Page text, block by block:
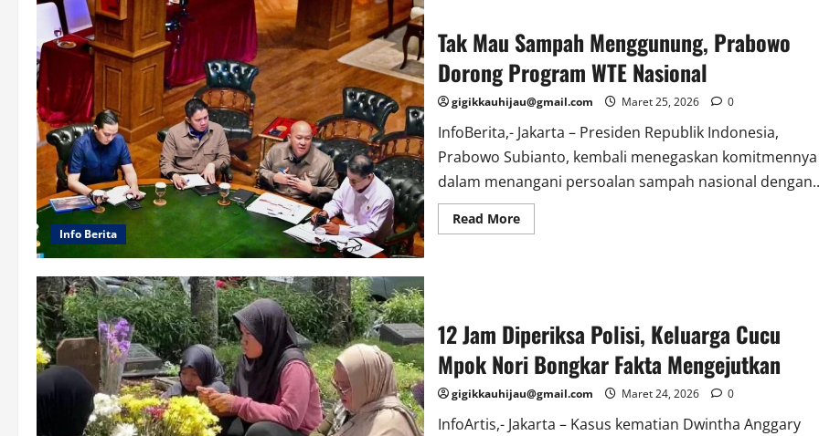
Info Berita
Tak Mau Sampah Menggunung, Prabowo
Dorong Program WTE Nasional
gigikkauhijau@gmail.com Maret 25, 2026 0
InfoBerita,- Jakarta – Presiden Republik Indonesia,
Prabowo Subianto, kembali menegaskan komitmennya
dalam menangani persoalan sampah nasional
Read MoreRead
more
Program
WTE
Nasional
12 Jam Diperiksa Polisi, Keluarga Cucu
Mpok Nori Bongkar Fakta Mengejutkan
gigikkauhijau@gmail.com Maret 24, 2026 0
InfoArtis,- Jakarta – Kasus kematian Dwintha Anggary